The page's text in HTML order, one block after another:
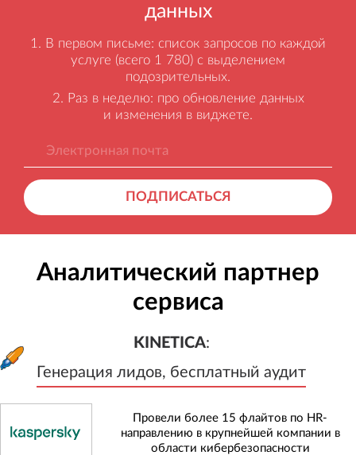
данных
В первом письме: список запросов по каждой
услуге (всего 1 780) с выделением
подозрительных.
Раз в неделю: про обновление данных
и изменения в виджете.
ПОДПИСАТЬСЯ
Аналитический партнер
сервиса
KINETICA:
Генерация лидов, бесплатный аудит
Генерация лидов, бесплатный
Провели более 15 флайтов по HR-
направлению в крупнейшей компании в
области кибербезопасности